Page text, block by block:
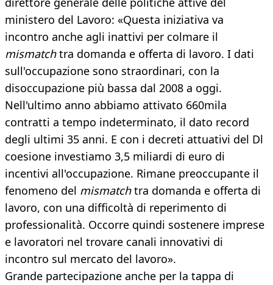
ministero del Lavoro: «Questa iniziativa va
incontro anche agli inattivi per colmare il
mismatchtra domanda e offerta di lavoro. I dati
sull'occupazione sono straordinari, con la
disoccupazione più bassa dal 2008 a oggi.
Nell'ultimo anno abbiamo attivato 660mila
contratti a tempo indeterminato, il dato record
degli ultimi 35 anni. E con i decreti attuativi del Dl
coesione investiamo 3,5 miliardi di euro di
incentivi all'occupazione. Rimane preoccupante il
fenomeno del mismatchtra domanda e offerta di
lavoro, con una difficoltà di reperimento di
professionalità. Occorre quindi sostenere imprese
e lavoratori nel trovare canali innovativi di
incontro sul mercato del lavoro».
Grande partecipazione anche per la tappa di